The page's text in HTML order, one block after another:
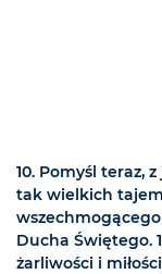
10. Pomyśl teraz,
tak wielkich
Ducha Świętego.
żarliwości i